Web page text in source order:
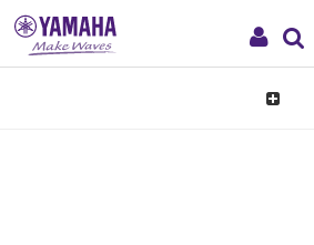
My
Toggle